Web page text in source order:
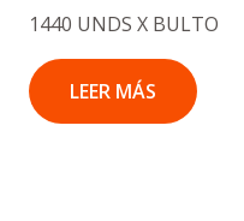
1440 UNDS X BULTO
LEER MÁS